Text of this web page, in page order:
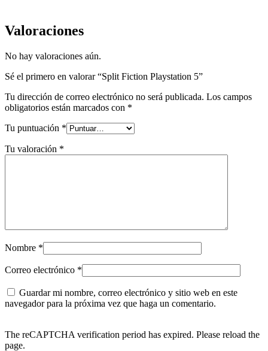
Valoraciones
No hay valoraciones aún.
Sé el primero en valorar “Split Fiction Playstation 5”
Tu dirección de correo electrónico no será publicada. Los campos
obligatorios están marcados con *
Tu puntuación *
Tu valoración *
Nombre *
Correo electrónico *
Guardar mi nombre, correo electrónico y sitio web en este
navegador para la próxima vez que haga un comentario.
The reCAPTCHA verification period has expired. Please reload the
page.